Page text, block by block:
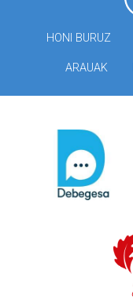
HONI BURUZ
ARAUAK